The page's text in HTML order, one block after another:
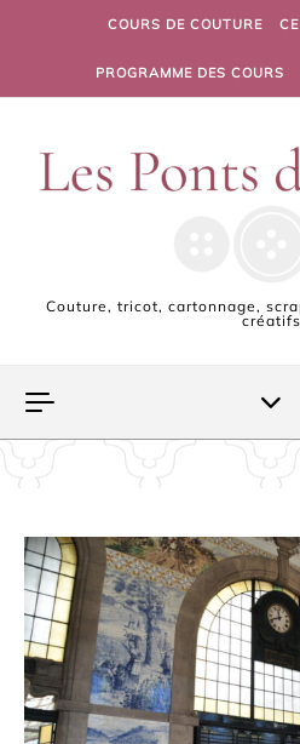
Skip to contentCOURS DE COUTURE
PROGRAMME DES COURS
Couture, tricot, cartonnage,
créatifs